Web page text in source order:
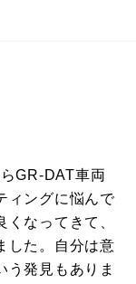
GR-DAT車両
ィングに悩んで
なってきて、
した。自分は意
う発見もありま